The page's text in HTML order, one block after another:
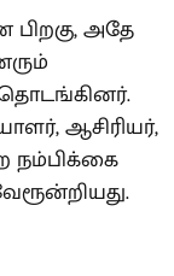
அதே
ஆசிரியர்,
நம்பிக்கை